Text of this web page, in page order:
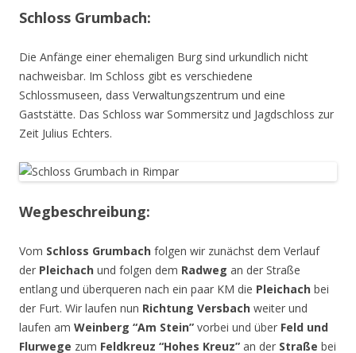
Schloss Grumbach:
Die Anfänge einer ehemaligen Burg sind urkundlich nicht
nachweisbar. Im Schloss gibt es verschiedene
Schlossmuseen, dass Verwaltungszentrum und eine
Gaststätte. Das Schloss war Sommersitz und Jagdschloss zur
Zeit Julius Echters.
Wegbeschreibung:
Vom Schloss Grumbach folgen wir zunächst dem Verlauf
der Pleichach und folgen dem Radweg an der Straße
entlang und überqueren nach ein paar KM die Pleichach bei
der Furt. Wir laufen nun Richtung Versbach weiter und
laufen am Weinberg “Am Stein” vorbei und über Feld und
Flurwege zum Feldkreuz “Hohes Kreuz” an der Straße bei